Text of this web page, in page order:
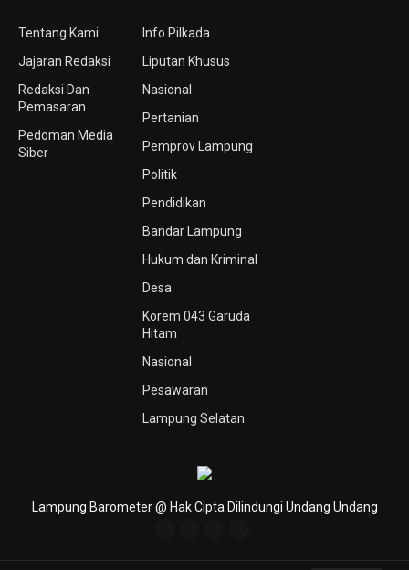
Tentang Kami
Jajaran Redaksi
Redaksi Dan
Pemasaran
Pedoman Media
Siber
Info Pilkada
Liputan Khusus
Nasional
Pertanian
Pemprov Lampung
Politik
Pendidikan
Bandar Lampung
Hukum dan Kriminal
Desa
Korem 043 Garuda
Hitam
Nasional
Pesawaran
Lampung Selatan
Lampung Barometer @ Hak Cipta Dilindungi Undang Undang